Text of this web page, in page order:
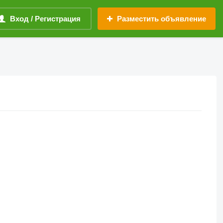
Вход / Регистрация Разместить объявление